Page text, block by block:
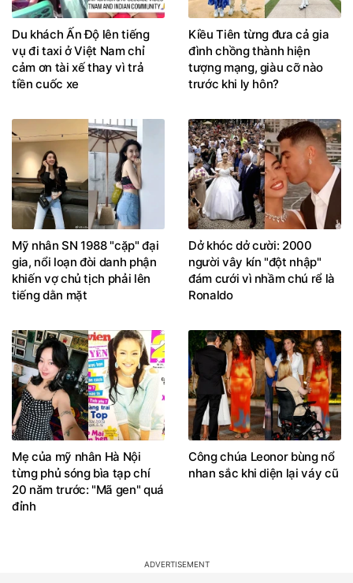
Du khách Ấn Độ lên tiếng
vụ đi taxi ở Việt Nam chỉ
cảm ơn tài xế thay vì trả
tiền cuốc xe
Kiều Tiên từng đưa cả gia
đình chồng thành hiện
tượng mạng, giàu cỡ nào
trước khi ly hôn?
Mỹ nhân SN 1988 "cặp" đại
gia, nổi loạn đòi danh phận
khiến vợ chủ tịch phải lên
tiếng dằn mặt
Dở khóc dở cười: 2000
người vây kín "đột nhập"
đám cưới vì nhầm chú rể là
Ronaldo
Mẹ của mỹ nhân Hà Nội
từng phủ sóng bìa tạp chí
20 năm trước: "Mã gen" quá
đỉnh
Công chúa Leonor bùng nổ
nhan sắc khi diện lại váy cũ